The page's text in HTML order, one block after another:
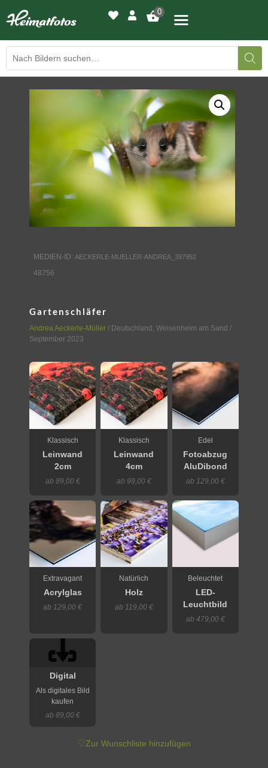
0
BILDERGALERIE
DRUCKQUALITÄTEN
LED-LEUCHTBILDER
WIR DRUCKEN IHR BILD
AUSSTELLUNGEN
KONTAKT
MEDIEN-ID: AECKERLE-MUELLER-ANDREA_397952
48756
Gartenschläfer
Andrea Aeckerle-Müller / Deutschland , Weisenheim am Sand /
September 2023
Klassisch
Leinwand
2cm
ab 89,00 €
Klassisch
Leinwand
4cm
ab 99,00 €
Edel
Fotoabzug
AluDibond
ab 129,00 €
Extravagant
Acrylglas
ab 129,00 €
Natürlich
Holz
ab 119,00 €
Beleuchtet
LED-
Leuchtbild
ab 479,00 €
Digital
Als digitales Bild
kaufen
ab 89,00 €
♡Zur Wunschliste hinzufügen